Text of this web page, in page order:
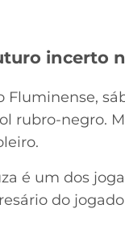
incerto
Fluminense,
rubro-negro.
é um dos
do